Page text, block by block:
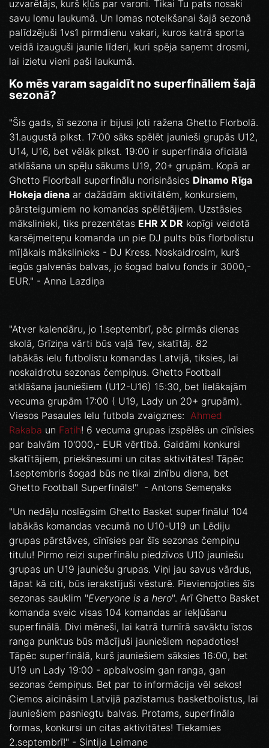
uzvarētājs, kurš kļūs par varoni. Tikai Tu pats nosaki
savu lomu laukumā. Un lomas noteikšanai šajā sezonā
palīdzējuši 1vs1 pirmdienu vakari, kuros katrā sporta
veidā izauguši jaunie līderi, kuri spēja saņemt drosmi,
lai izietu vieni paši laukumā.
Ko mēs varam sagaidīt no superfināliem šajā
sezonā?
"Šis gads, šī sezona ir bijusi ļoti ražena Ghetto Florbolā.
31.augustā plkst. 17:00 sāks spēlēt jaunieši grupās U12,
U14, U16, bet vēlāk plkst. 19:00 ir superfināla oficiālā
atklāšana un spēļu sākums U19, 20+ grupām. Kopā ar
Ghetto Floorball superfinālu norisināsies Dinamo Rīga
Hokeja diena ar dažādām aktivitātēm, konkursiem,
pārsteigumiem no komandas spēlētājiem. Uzstāsies
mākslinieki, tiks prezentētas EHR X DR kopīgi veidotā
karsējmeiteņu komanda un pie DJ pults būs florbolistu
mīļākais mākslinieks - DJ Kress. Noskaidrosim, kurš
iegūs galvenās balvas, jo šogad balvu fonds ir 3000,-
EUR." - Anna Lazdiņa
"Atver kalendāru, jo 1.septembrī, pēc pirmās dienas
skolā, Grīziņa vārti būs vaļā Tev, skatītāj. 82
labākās ielu futbolistu komandas Latvijā, tiksies, lai
noskaidrotu sezonas čempiņus. Ghetto Football
atklāšana jauniešiem (U12-U16) 15:30, bet lielākajām
vecuma grupām 17:00 ( U19, Lady un 20+ grupām).
Viesos Pasaules Ielu futbola zvaigznes: Ahmed
Rakaba un Fatih! 6 vecuma grupas izspēlēs un cīnīsies
par balvām 10'000,- EUR vērtībā. Gaidāmi konkursi
skatītājiem, priekšnesumi un citas aktivitātes! Tāpēc
1.septembris šogad būs ne tikai zinību diena, bet
Ghetto Football Superfināls!" - Antons Semeņaks
"Un nedēļu noslēgsim Ghetto Basket superfinālu! 104
labākās komandas vecumā no U10-U19 un Lēdiju
grupas pārstāves, cīnīsies par šīs sezonas čempiņu
titulu! Pirmo reizi superfinālu piedzīvos U10 jauniešu
grupas un U19 jauniešu grupas. Viņi jau savus vārdus,
tāpat kā citi, būs ierakstījuši vēsturē. Pievienojoties šīs
sezonas sauklim "Everyone is a hero". Arī Ghetto Basket
komanda sveic visas 104 komandas ar iekļūšanu
superfinālā. Divi mēneši, lai katrā turnīrā savāktu īstos
ranga punktus būs mācījuši jauniešiem nepadoties!
Tāpēc superfinālā, kurš jauniešiem sāksies 16:00, bet
U19 un Lady 19:00 - apbalvosim gan ranga, gan
sezonas čempiņus. Bet par to informācija vēl sekos!
Ciemos aicināsim Latvijā pazīstamus basketbolistus, lai
jauniešiem pasniegtu balvas. Protams, superfināla
formas, konkursi un citas aktivitātes! Tiekamies
2.septembrī!" - Sintija Leimane